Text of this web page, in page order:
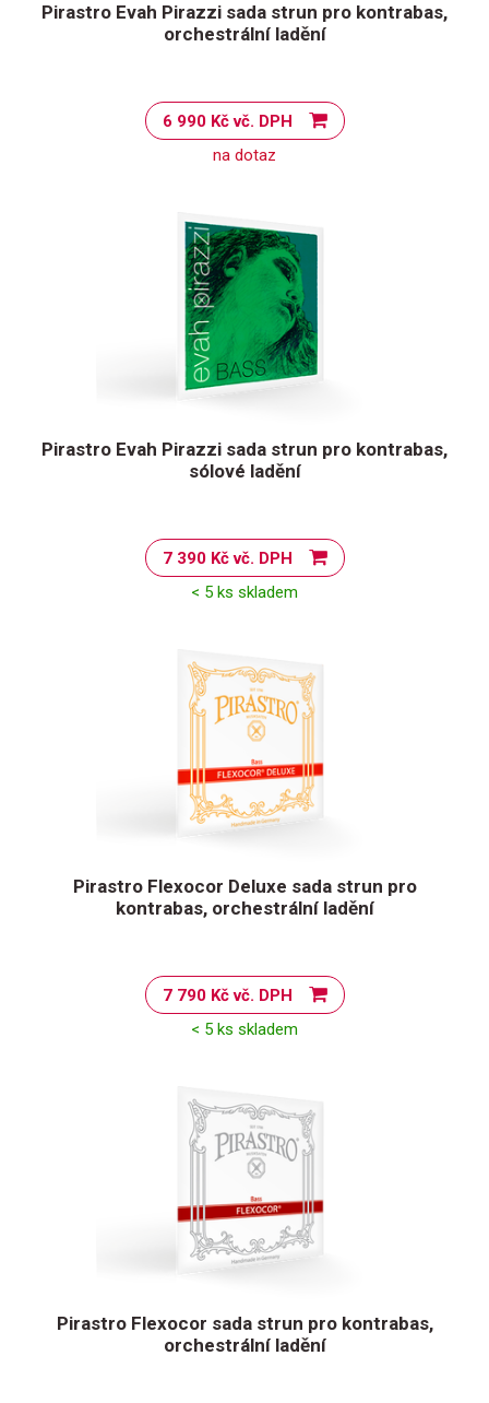
Pirastro Evah Pirazzi sada strun pro kontrabas,
orchestrální ladění
6 990 Kč vč. DPH
na dotaz
Pirastro Evah Pirazzi sada strun pro kontrabas,
sólové ladění
7 390 Kč vč. DPH
< 5 ks skladem
Pirastro Flexocor Deluxe sada strun pro
kontrabas, orchestrální ladění
7 790 Kč vč. DPH
< 5 ks skladem
Pirastro Flexocor sada strun pro kontrabas,
orchestrální ladění